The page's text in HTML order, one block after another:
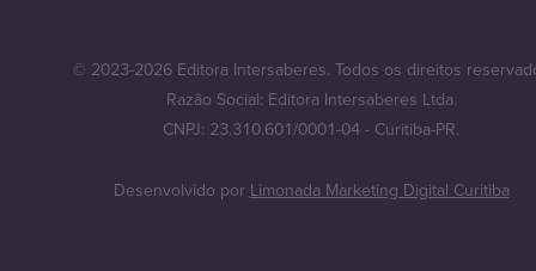
© 2023-2026 Editora Intersaberes. Todos os direitos
Razão Social: Editora Intersaberes Ltda.
CNPJ: 23.310.601/0001-04 - Curitiba-PR.
Desenvolvido porLimonada Marketing Digital Curitiba